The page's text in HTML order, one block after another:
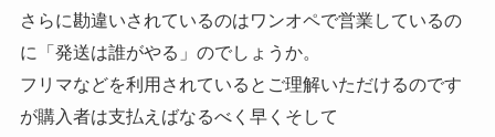
さらに勘違いされているのはワンオペで営業しているの
に「発送は誰がやる」のでしょうか。
フリマなどを利用されているとご理解いただけるのです
が購入者は支払えばなるべく早くそして